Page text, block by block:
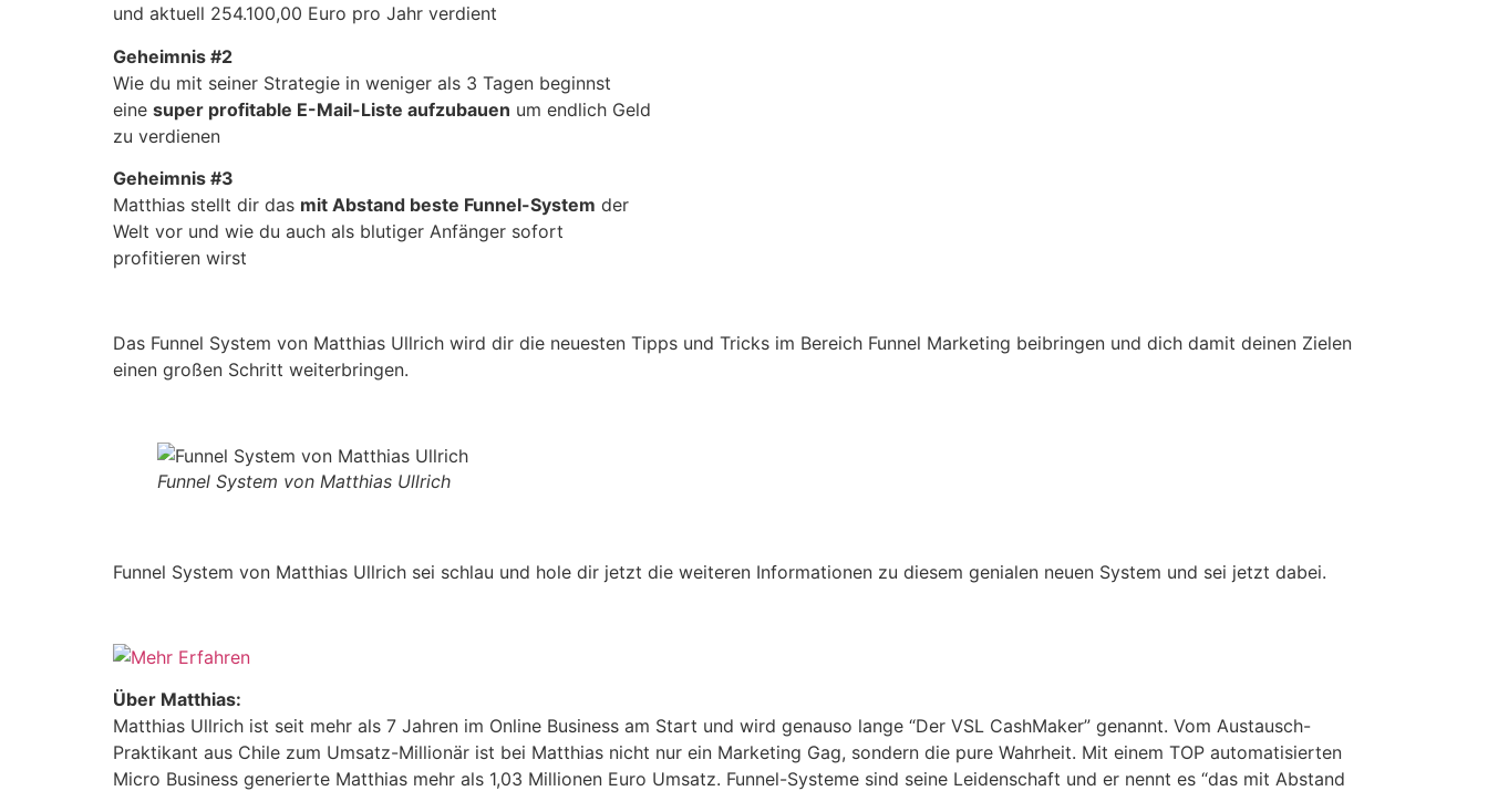
und aktuell 254.100,00 Euro pro Jahr verdient
Geheimnis #2
Wie du mit seiner Strategie in weniger als 3 Tagen beginnst
eine super profitable E-Mail-Liste aufzubauen um endlich Geld
zu verdienen
Geheimnis #3
Matthias stellt dir das mit Abstand beste Funnel-System der
Welt vor und wie du auch als blutiger Anfänger sofort
profitieren wirst
Das Funnel System von Matthias Ullrich wird dir die neuesten Tipps und Tricks im Bereich Funnel Marketing beibringen und dich damit deinen Zielen
einen großen Schritt weiterbringen.
Funnel System von Matthias Ullrich
Funnel System von Matthias Ullrich sei schlau und hole dir jetzt die weiteren Informationen zu diesem genialen neuen System und sei jetzt dabei.
Über Matthias:
Matthias Ullrich ist seit mehr als 7 Jahren im Online Business am Start und wird genauso lange “Der VSL CashMaker” genannt. Vom Austausch-
Praktikant aus Chile zum Umsatz-Millionär ist bei Matthias nicht nur ein Marketing Gag, sondern die pure Wahrheit. Mit einem TOP automatisierten
Micro Business generierte Matthias mehr als 1,03 Millionen Euro Umsatz. Funnel-Systeme sind seine Leidenschaft und er nennt es “das mit Abstand